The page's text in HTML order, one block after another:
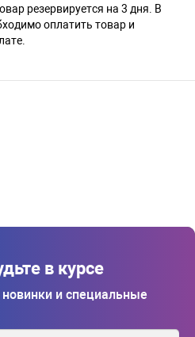
резервируется на 3 дня. В
оплатить товар и
в курсе
и специальные